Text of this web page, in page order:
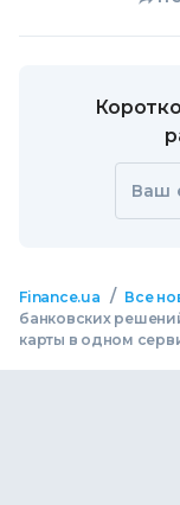
Ваш
Finance.ua / Все
банковских
карты в одном